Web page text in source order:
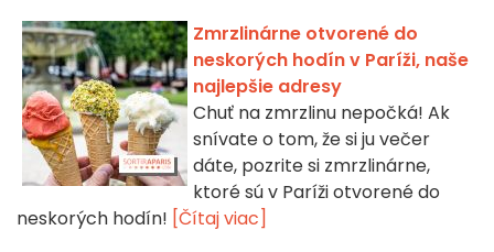
Zmrzlinárne otvorené do
neskorých hodín v Paríži, naše
najlepšie adresy
Chuť na zmrzlinu nepočká! Ak
snívate o tom, že si ju večer
dáte, pozrite si zmrzlinárne,
ktoré sú v Paríži otvorené do
neskorých hodín! [Čítaj viac]